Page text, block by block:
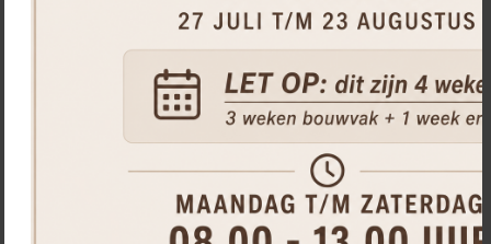
Aluminium Rabatplank - Antraciet 7016 -
2x15x179 cm ( werkbreedte 14 cm )